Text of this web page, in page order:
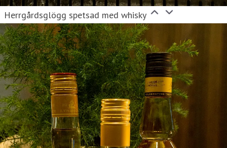
Herrgårdsglögg spetsad med whisky